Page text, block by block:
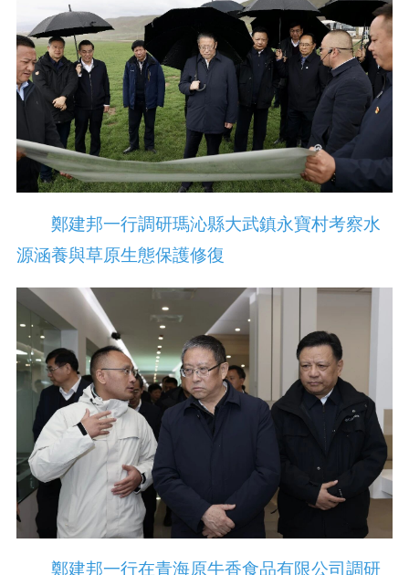
鄭建邦一行調研瑪沁縣大武鎮永寶村考察水
源涵養與草原生態保護修復
鄭建邦一行在青海原牛香食品有限公司調研